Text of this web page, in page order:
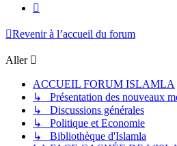
Revenir à l’accueil du forum
Aller
ACCUEIL FORUM ISLAMLA
↳ Présentation des nouveaux
↳ Discussions générales
↳ Politique et Economie
↳ Bibliothèque d'Islamla